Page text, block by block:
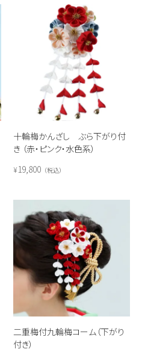
十輪梅かんざし ぶら下がり付
き （赤・ピンク・水色系）
¥19,800 税込
二重梅付九輪梅コーム（下がり
付き）